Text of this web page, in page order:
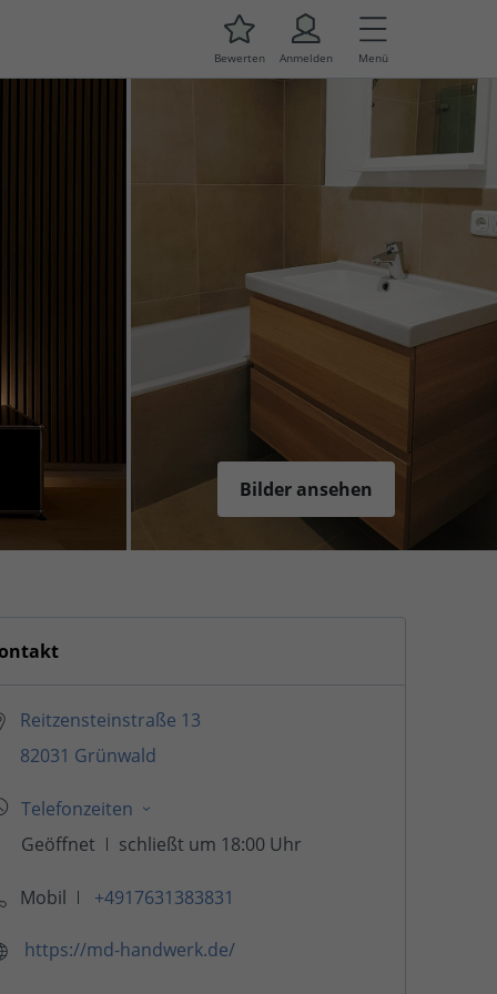
Bewerten Anmelden Menü
Bilder ansehen
Reitzensteinstraße 13
82031 Grünwald
Mobil +4917631383831
https://md-handwerk.de/